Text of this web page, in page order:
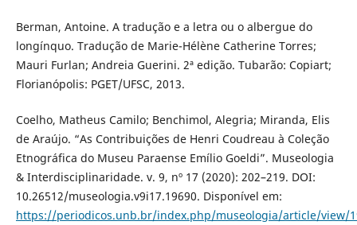
Berman, Antoine. A tradução e a letra ou o albergue do
longínquo. Tradução de Marie-Hélène Catherine Torres;
Mauri Furlan; Andreia Guerini. 2ª edição. Tubarão: Copiart;
Florianópolis: PGET/UFSC, 2013.
Coelho, Matheus Camilo; Benchimol, Alegria; Miranda, Elis
de Araújo. “As Contribuições de Henri Coudreau à Coleção
Etnográfica do Museu Paraense Emílio Goeldi”. Museologia
& Interdisciplinaridade. v. 9, nº 17 (2020): 202–219. DOI:
10.26512/museologia.v9i17.19690. Disponível em:
https://periodicos.unb.br/index.php/museologia/article/view/